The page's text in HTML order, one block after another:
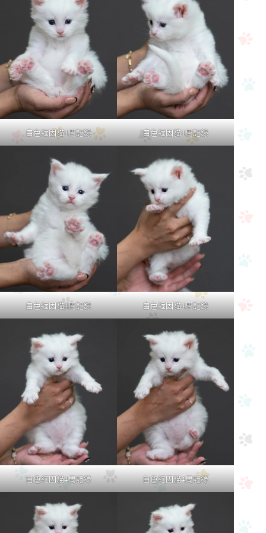
白色緬因貓4周記錄 白色緬因貓4周記錄
白色緬因貓4周記錄 白色緬因貓4周記錄
白色緬因貓4周記錄 白色緬因貓4周記錄